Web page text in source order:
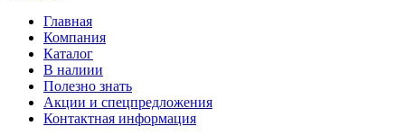
Главная
Компания
Каталог
В налиии
Полезно знать
Акции и спецпредложения
Контактная информация